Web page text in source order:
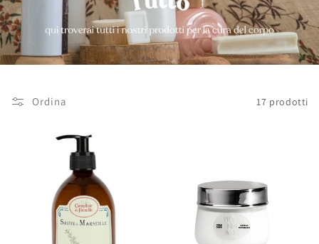
Ordina 17 prodotti